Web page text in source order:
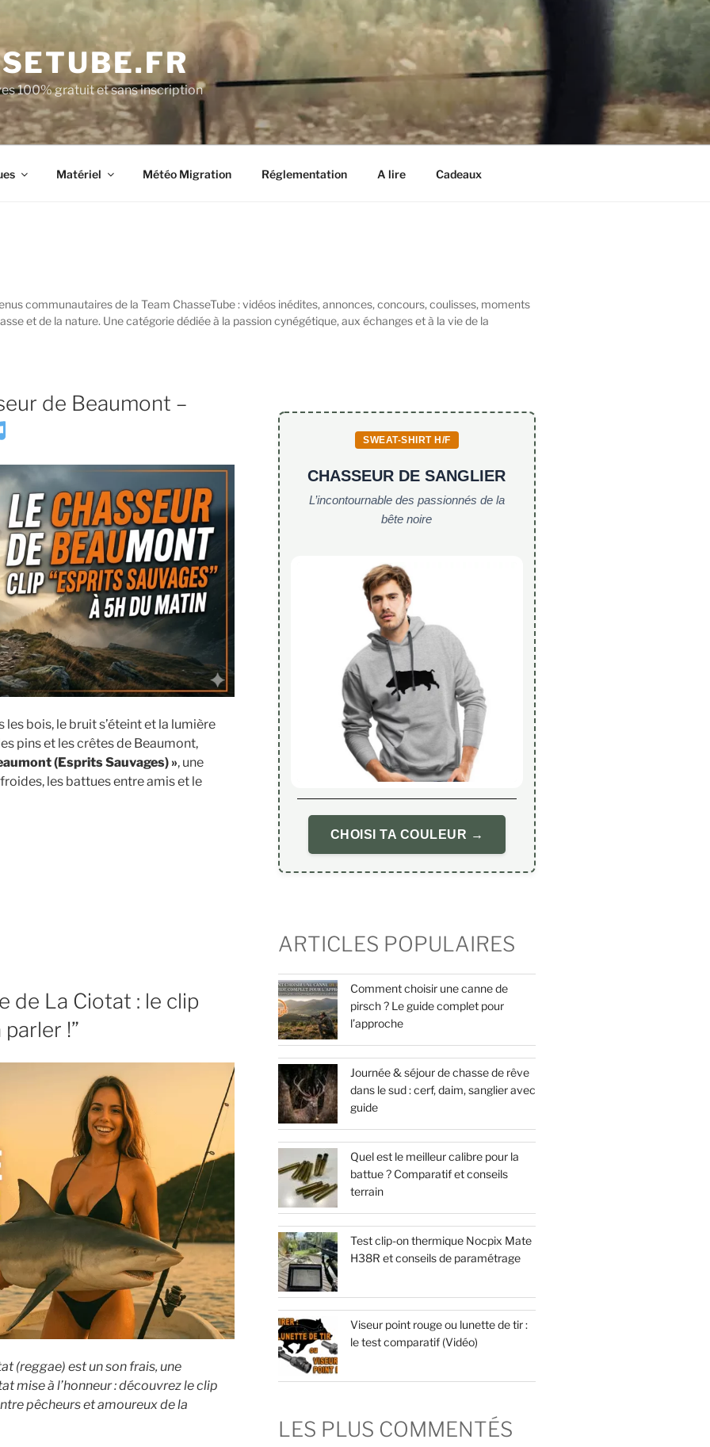
100% gratuit et sans inscription
Matériel Météo Migration Réglementation A lire Cadeaux
communautaires de la Team ChasseTube : vidéos inédites, annonces, concours, coulisses, moments
et de la nature. Une catégorie dédiée à la passion cynégétique, aux échanges et à la vie de la
de Beaumont –
les bois, le bruit s’éteint et la lumière
pins et les crêtes de Beaumont,
(Esprits Sauvages) », une
les battues entre amis et le
de La Ciotat : le clip
!”
(reggae) est un son frais, une
mise à l’honneur : découvrez le clip
pêcheurs et amoureux de la
SWEAT-SHIRT H/F
CHASSEUR DE SANGLIER
L’incontournable des passionnés de la
bête noire
CHOISI TA COULEUR →
ARTICLES POPULAIRES
Comment choisir une canne de
pirsch ? Le guide complet pour
l’approche
Journée & séjour de chasse de rêve
dans le sud : cerf, daim, sanglier avec
guide
Quel est le meilleur calibre pour la
battue ? Comparatif et conseils
terrain
Test clip-on thermique Nocpix Mate
H38R et conseils de paramétrage
Viseur point rouge ou lunette de tir :
le test comparatif (Vidéo)
LES PLUS COMMENTÉS